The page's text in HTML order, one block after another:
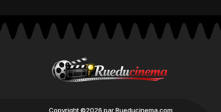
Copyright ©2026 par Rueducinema.com